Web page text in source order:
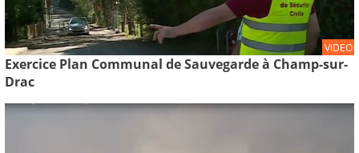
VIDEO
Exercice Plan Communal de Sauvegarde à Champ-sur-
Drac